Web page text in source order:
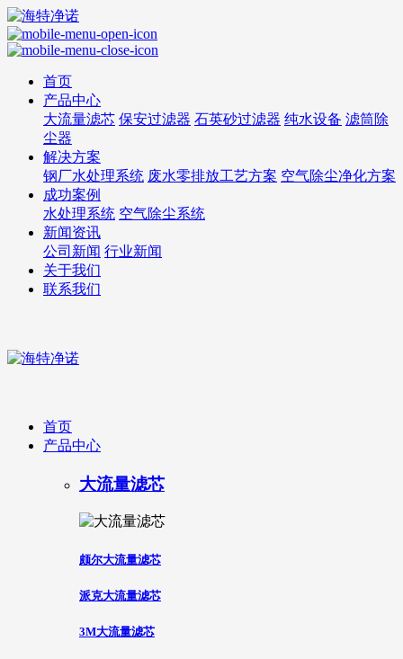
首页
产品中心
大流量滤芯 保安过滤器 石英砂过滤器 纯水设备 滤筒除
尘器
解决方案
钢厂水处理系统 废水零排放工艺方案 空气除尘净化方案
成功案例
水处理系统 空气除尘系统
新闻资讯
公司新闻 行业新闻
关于我们
联系我们
首页
产品中心
大流量滤芯
颇尔大流量滤芯
派克大流量滤芯
3M大流量滤芯